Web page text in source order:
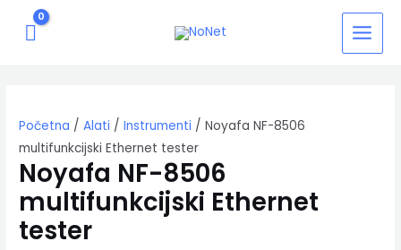
MAIN
MENU
Početna /Alati /Instrumenti / Noyafa NF-8506
multifunkcijski Ethernet tester
Noyafa NF-8506
multifunkcijski Ethernet
tester
multifunkcijski
Ethernet
tester
količina